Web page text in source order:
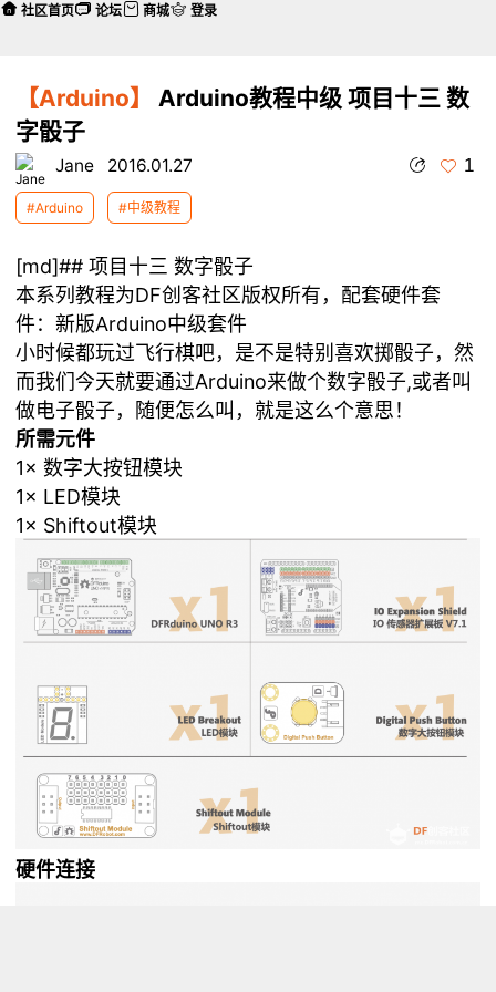
【Arduino】
Arduino教程中级 项目十三 数
字骰子
Jane 2016.01.27 1
#Arduino #中级教程
[md]## 项目十三 数字骰子
本系列教程为DF创客社区版权所有，配套硬件套
件：新版Arduino中级套件
小时候都玩过飞行棋吧，是不是特别喜欢掷骰子，然
而我们今天就要通过Arduino来做个数字骰子,或者叫
做电子骰子，随便怎么叫，就是这么个意思！
所需元件
1× 数字大按钮模块
1× LED模块
1× Shiftout模块
硬件连接
社区首页 论坛 商城 登录